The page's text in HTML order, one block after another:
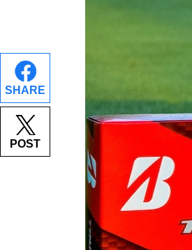
SHARE
POST